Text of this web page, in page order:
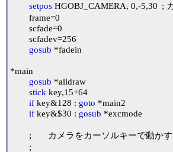
setpos HGOBJ_CAMERA, 0,-5,30	; カメラ位置の設定
gosub *fadein
*main
gosub *alldraw
stick key,15+64
if key&128 : goto *main2
if key&$30 : gosub *excmode